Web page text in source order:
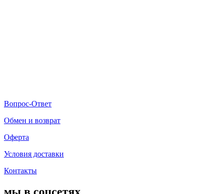
Вопрос-Ответ
Обмен и возврат
Оферта
Условия доставки
Контакты